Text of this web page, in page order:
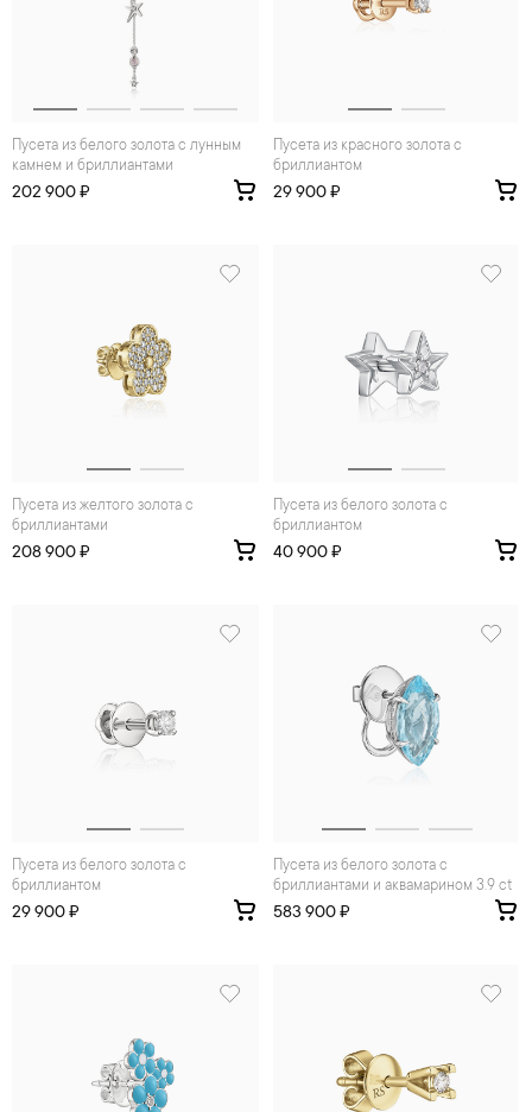
Пусета из белого золота с лунным
камнем и бриллиантами
202 900 ₽
Пусета из красного золота с
бриллиантом
29 900 ₽
Пусета из желтого золота с
бриллиантами
208 900 ₽
Пусета из белого золота с
бриллиантом
40 900 ₽
Пусета из белого золота с
бриллиантом
29 900 ₽
Пусета из белого золота с
бриллиантами и аквамарином 3.9 ct
583 900 ₽